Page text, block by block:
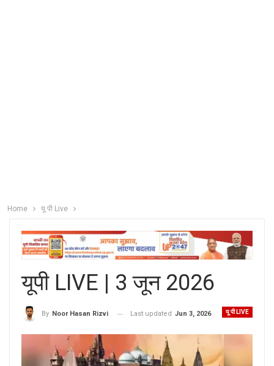
Home यू पी Live
यूपी LIVE | 3 जून 2026
यू पी LIVE
By Noor Hasan Rizvi Last updated Jun 3, 2026